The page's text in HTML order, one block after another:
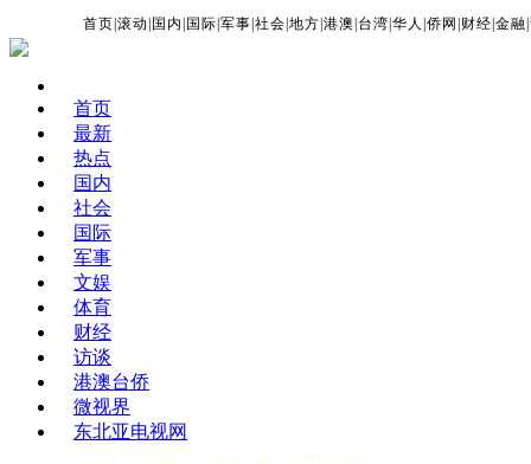
首页 |滚动 国内 国际 |军事 |社会 |地方 |港澳 台湾 |华人 |侨网 财经 |金融 |
首页
最新
热点
国内
社会
国际
军事
文娱
体育
财经
访谈
港澳台侨
微视界
东北亚电视网